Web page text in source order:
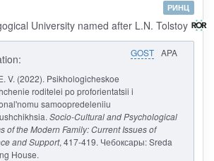
РИНЦ
University named after L.N. Tolstoy
GOST APA
V. (2022). Psikhologicheskoe
roditelei po proforientatsii i
samoopredeleniiu
Socio-Cultural and Psychological
of the Modern Family: Current Issues of
and Support, 417-419. Чебоксары: Sreda
House.